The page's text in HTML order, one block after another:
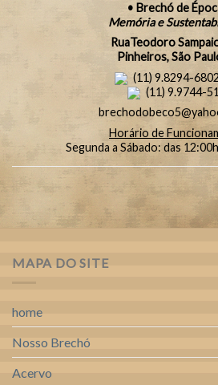
• Brechó de
Memória e
RuaTeodoro
Pinheiros, São
(11) 9.8294-
(11) 9.9744-
Horário de
Segunda a Sábado: das
MAPA DO SITE
home
Nosso Brechó
Acervo